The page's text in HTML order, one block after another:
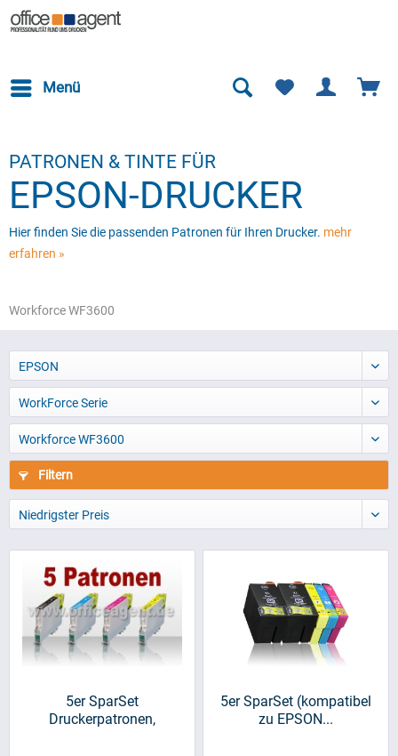
Menü
PATRONEN & TINTE FÜR
EPSON-DRUCKER
Hier finden Sie die passenden Patronen für Ihren Drucker. mehr
erfahren »
Workforce WF3600
EPSON
WorkForce Serie
Workforce WF3600
Filtern
Niedrigster Preis
5er SparSet
Druckerpatronen,
5er SparSet (kompatibel
zu EPSON...